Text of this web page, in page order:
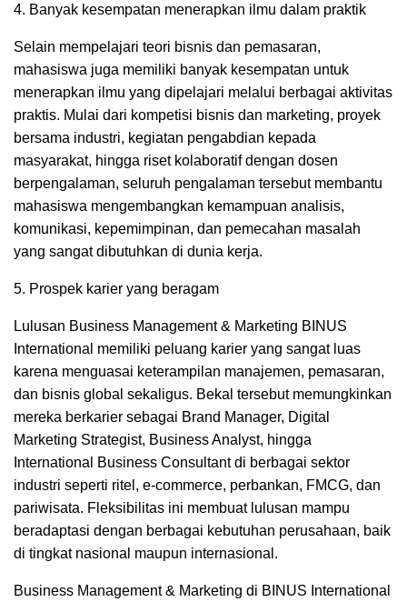
4. Banyak kesempatan menerapkan ilmu dalam praktik
Selain mempelajari teori bisnis dan pemasaran,
mahasiswa juga memiliki banyak kesempatan untuk
menerapkan ilmu yang dipelajari melalui berbagai aktivitas
praktis. Mulai dari kompetisi bisnis dan marketing, proyek
bersama industri, kegiatan pengabdian kepada
masyarakat, hingga riset kolaboratif dengan dosen
berpengalaman, seluruh pengalaman tersebut membantu
mahasiswa mengembangkan kemampuan analisis,
komunikasi, kepemimpinan, dan pemecahan masalah
yang sangat dibutuhkan di dunia kerja.
5. Prospek karier yang beragam
Lulusan Business Management & Marketing BINUS
International memiliki peluang karier yang sangat luas
karena menguasai keterampilan manajemen, pemasaran,
dan bisnis global sekaligus. Bekal tersebut memungkinkan
mereka berkarier sebagai Brand Manager, Digital
Marketing Strategist, Business Analyst, hingga
International Business Consultant di berbagai sektor
industri seperti ritel, e-commerce, perbankan, FMCG, dan
pariwisata. Fleksibilitas ini membuat lulusan mampu
beradaptasi dengan berbagai kebutuhan perusahaan, baik
di tingkat nasional maupun internasional.
Business Management & Marketing di BINUS International